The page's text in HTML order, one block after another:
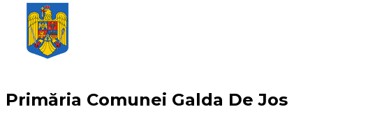
Primăria Comunei Galda De Jos